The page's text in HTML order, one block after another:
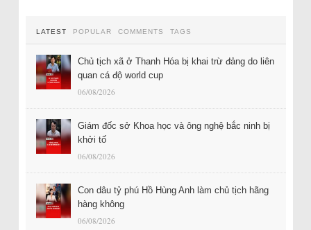
LATEST POPULAR COMMENTS TAGS
Chủ tịch xã ở Thanh Hóa bị khai trừ đảng do liên
quan cá độ world cup
06/08/2026
Giám đốc sở Khoa học và ông nghệ bắc ninh bị
khởi tố
06/08/2026
Con dâu tỷ phú Hồ Hùng Anh làm chủ tịch hãng
hàng không
06/08/2026